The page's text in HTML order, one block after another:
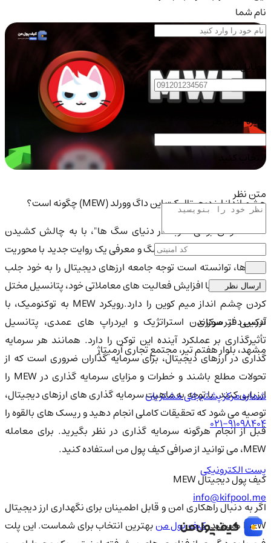
چشم انداز ارز دیجیتال کت این داگ وورلد (MEW) چگونه است؟
MEW، توکن بومی "گربه در دنیای سگ ها"، با به چالش کشیدن
تسلط میم کوین های با تم سگ و معرفی یک روایت جدید با محوریت
گربه ها، توانسته است توجه جامعه ارزهای دیجیتال را به خود جلب
کند. این پروژه با افزایش فعالیت های معاملاتی خود، پتانسیل مختل
کردن چشم انداز میم کوین را دارد.رویکرد MEW به توکنومیک، با
ترکیبی از سوزاندن استراتژیک و ایردراپ های عمدی، پتانسیل
تأثیرگذاری بر عملکرد آینده این توکن را دارد. همانند هر سرمایه
گذاری در ارزهای دیجیتال، برای سرمایه گذاران ضروری است که از
تحولات مطلع باشند و خطرات و مزایای سرمایه گذاری در MEW را
ارزیابی کنند. با توجه به ماهیت سرمایه گذاری های ارزهای دیجیتال،
توصیه می شود که تحقیقات کاملی انجام دهید و ریسک های بالقوه را
قبل از انجام هرگونه سرمایه گذاری در نظر بگیرید. برای معامله
MEW، می توانید از صرافی کیف پول من استفاده کنید.
کیف پول دیجیتال MEW
اگر به دنبال راهکاری امن و قابل اطمینان برای نگهداری ارز دیجیتال
MEW هستید،
کیف پول منبهترین انتخاب برای شماست. این پلت
نام شما
موبایل شما
جایزه مورد نظر
انتخاب کنید
متن نظر
ارسال نظر
آدرس دفتر مرکزی
مشهد، بلوار هفتم تیر، مجتمع تجاری آرمیتاژ
شماره مرکز پشتیبانی مشتریان
021-91098404
پست الکترونیکی
info@kifpool.me